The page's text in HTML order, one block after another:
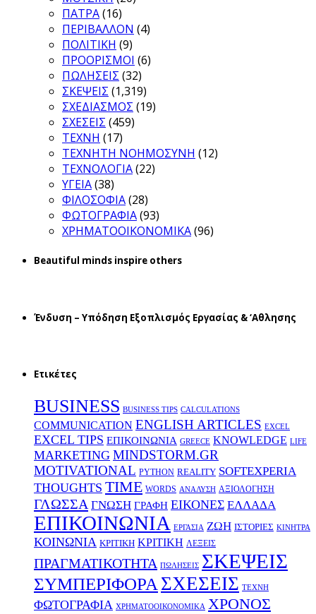
ΠΑΤΡΑ(16)
ΠΕΡΙΒΑΛΛΟΝ (4)
ΠΟΛΙΤΙΚΗ (9)
ΠΡΟΟΡΙΣΜΟΙ (6)
ΠΩΛΗΣΕΙΣ (32)
ΣΚΕΨΕΙΣ (1,319)
ΣΧΕΔΙΑΣΜΟΣ (19)
ΣΧΕΣΕΙΣ (459)
ΤΕΧΝΗ (17)
ΤΕΧΝΗΤΗ ΝΟΗΜΟΣΥΝΗ (12)
ΤΕΧΝΟΛΟΓΙΑ(22)
ΥΓΕΙΑ(38)
ΦΙΛΟΣΟΦΙΑ(28)
ΦΩΤΟΓΡΑΦΙΑ(93)
ΧΡΗΜΑΤΟΟΙΚΟΝΟΜΙΚΑ(96)
Beautiful minds inspire others
Ένδυση – Υπόδηση Εξοπλισμός Εργασίας & ‘Aθλησης
Ετικέτες
BUSINESS BUSINESS TIPS CALCULATIONS
COMMUNICATION ENGLISH ARTICLES EXCEL
EXCEL TIPS EΠΙΚΟΙΝΩΝΙΑ GREECE KNOWLEDGE LIFE
MARKETING MINDSTORM.GR
MOTIVATIONAL PYTHON REALITY SOFTEXPERIA
THOUGHTS TIME WORDS ΑΝΑΛΥΣΗ ΑΞΙΟΛΟΓΗΣΗ
ΓΛΩΣΣΑ ΓΝΩΣΗ ΓΡΑΦΗ ΕΙΚΟΝΕΣ ΕΛΛΑΔΑ
ΕΠΙΚΟΙΝΩΝΙΑ ΕΡΓΑΣΙΑ ΖΩΗ ΙΣΤΟΡΙΕΣ ΚΙΝΗΤΡΑ
ΚΟΙΝΩΝΙΑ ΚΡΙΤΙΚΗ ΚΡΙΤΙΚΗ ΛΕΞΕΙΣ
ΠΡΑΓΜΑΤΙΚΟΤΗΤΑ ΠΩΛΗΣΕΙΣ ΣΚΕΨΕΙΣ
ΣΥΜΠΕΡΙΦΟΡΑΣΧΕΣΕΙΣ ΤΕΧΝΗ
ΦΩΤΟΓΡΑΦΙΑ ΧΡΗΜΑΤΟΟΙΚΟΝΟΜΙΚΑ ΧΡΟΝΟΣ